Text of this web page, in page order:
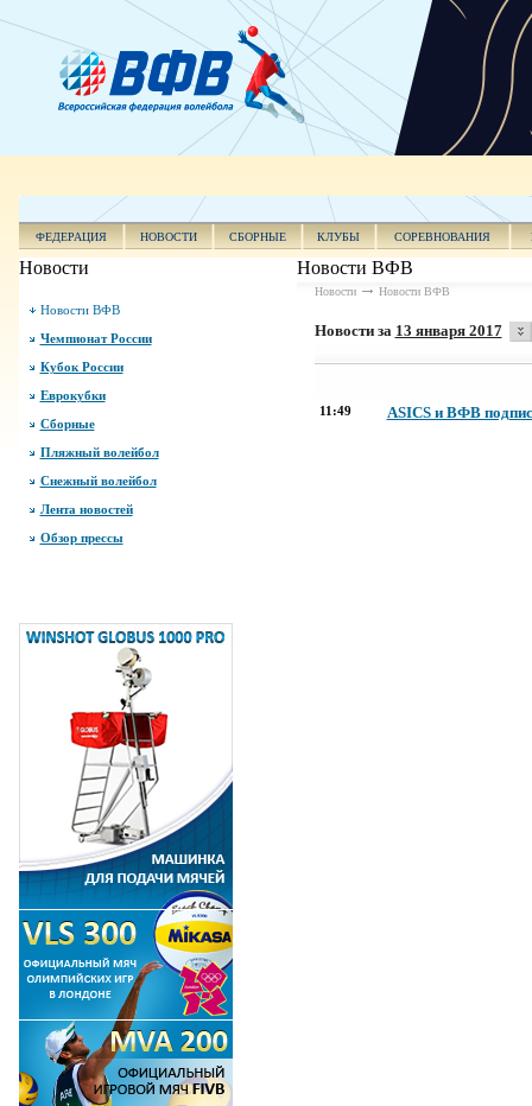
ФЕДЕРАЦИЯ НОВОСТИ СБОРНЫЕ КЛУБЫ СОРЕВНОВАНИЯ
Новости
Новости ВФВ
Чемпионат России
Кубок России
Еврокубки
Сборные
Пляжный волейбол
Снежный волейбол
Лента новостей
Обзор прессы
Новости ВФВ
Новости Новости ВФВ
Новости за 13 января 2017
11:49 ASICS и ВФВ